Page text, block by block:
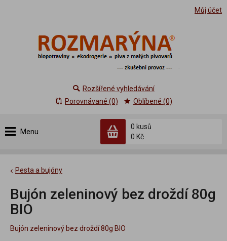
Můj účet
Menu
0 kusů
0 Kč
Rozšířené vyhledávání
Porovnávané (0)
Oblíbené (0)
Pesta a bujóny
Bujón zeleninový bez droždí 80g
BIO
Bujón zeleninový bez droždí 80g BIO